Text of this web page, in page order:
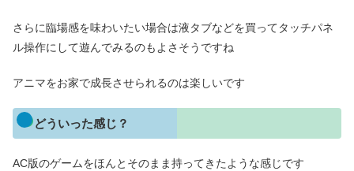
さらに臨場感を味わいたい場合は液タブなどを買ってタッチパネ
ル操作にして遊んでみるのもよさそうですね
アニマをお家で成長させられるのは楽しいです
どういった感じ？
AC版のゲームをほんとそのまま持ってきたような感じです